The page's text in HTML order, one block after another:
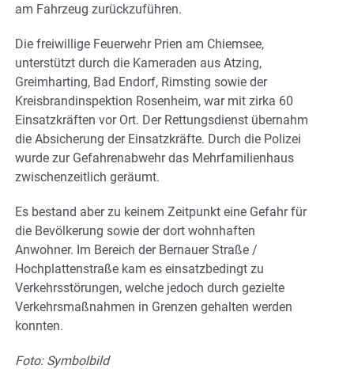
am Fahrzeug zurückzuführen.
Die freiwillige Feuerwehr Prien am Chiemsee,
unterstützt durch die Kameraden aus Atzing,
Greimharting, Bad Endorf, Rimsting sowie der
Kreisbrandinspektion Rosenheim, war mit zirka 60
Einsatzkräften vor Ort. Der Rettungsdienst übernahm
die Absicherung der Einsatzkräfte. Durch die Polizei
wurde zur Gefahrenabwehr das Mehrfamilienhaus
zwischenzeitlich geräumt.
Es bestand aber zu keinem Zeitpunkt eine Gefahr für
die Bevölkerung sowie der dort wohnhaften
Anwohner. Im Bereich der Bernauer Straße /
Hochplattenstraße kam es einsatzbedingt zu
Verkehrsstörungen, welche jedoch durch gezielte
Verkehrsmaßnahmen in Grenzen gehalten werden
konnten.
Foto: Symbolbild